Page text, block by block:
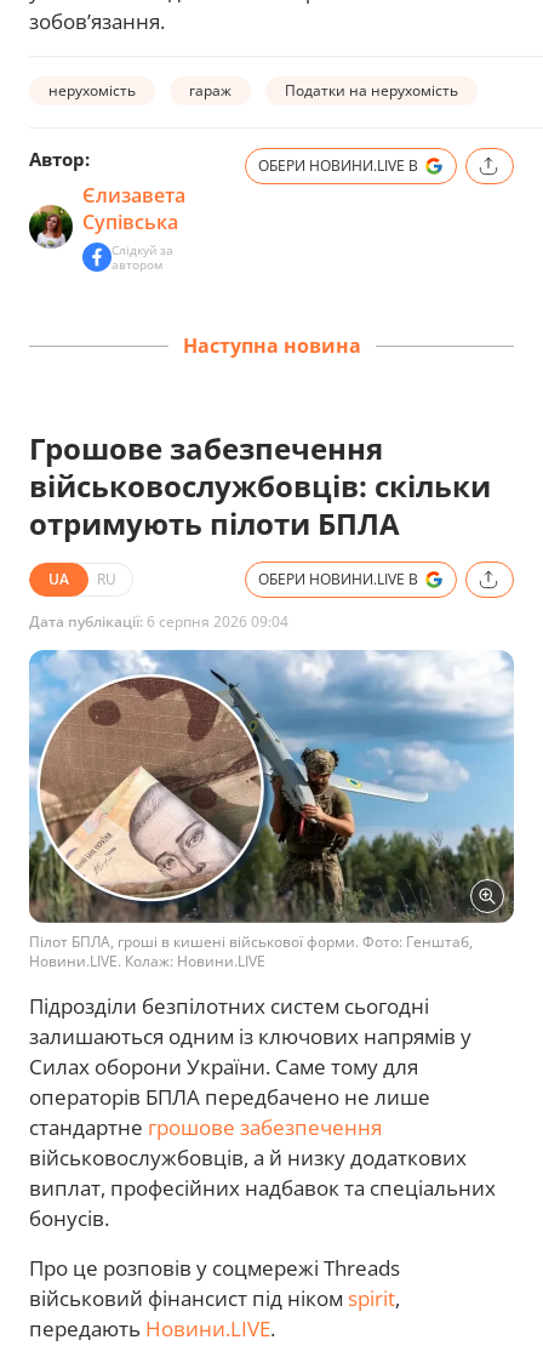
зобов’язання.
нерухомість гараж Податки на нерухомість
Автор:
Єлизавета
Супівська
Слідкуй за
автором
ОБЕРИ НОВИНИ.LIVE В
Наступна новина
Грошове забезпечення
військовослужбовців: скільки
отримують пілоти БПЛА
UA RU ОБЕРИ НОВИНИ.LIVE В
Дата публікації: 6 серпня 2026 09:04
Пілот БПЛА, гроші в кишені військової форми. Фото: Генштаб,
Новини.LIVE. Колаж: Новини.LIVE
Підрозділи безпілотних систем сьогодні
залишаються одним із ключових напрямів у
Силах оборони України. Саме тому для
операторів БПЛА передбачено не лише
стандартне грошове забезпечення
військовослужбовців, а й низку додаткових
виплат, професійних надбавок та спеціальних
бонусів.
Про це розповів у соцмережі Threads
військовий фінансист під ніком spirit,
передають Новини.LIVE.